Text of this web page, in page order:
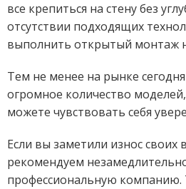
все крепиться на стену без
отсутствии подходящих
выполнить открытый монтаж
Тем не менее на рынке
огромное количество
можете чувствовать себя
Если вы заметили износ своих
рекомендуем
профессиональную компанию.